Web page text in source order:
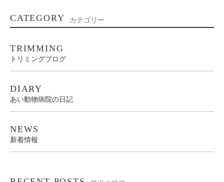
CATEGORY カテゴリー
TRIMMING
トリミングブログ
DIARY
あい動物病院の日記
NEWS
新着情報